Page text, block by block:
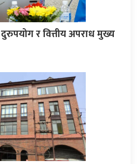
र वित्तीय अपराध मुख्य